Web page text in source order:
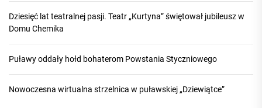
Dziesięć lat teatralnej pasji. Teatr „Kurtyna” świętował jubileusz w
Domu Chemika
Puławy oddały hołd bohaterom Powstania Styczniowego
Nowoczesna wirtualna strzelnica w puławskiej „Dziewiątce”